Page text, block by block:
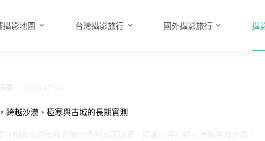
攝影地圖 台灣攝影旅行 國外攝影旅行 攝
跨越沙漠、極寒與古城的長期實測